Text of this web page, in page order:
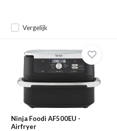
Vergelijk
Ninja Foodi AF500EU -
Airfryer